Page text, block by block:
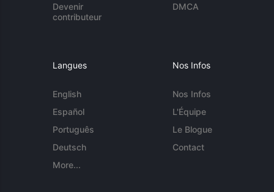
Devenir
contributeur
DMCA
Langues
English
Español
Português
Deutsch
More...
Nos Infos
Nos Infos
L'Équipe
Le Blogue
Contact